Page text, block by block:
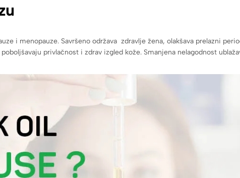
i menopauze. Savršeno održava zdravlje žena, olakšava prelazni
privlačnost i zdrav izgled kože. Smanjena nelagodnost